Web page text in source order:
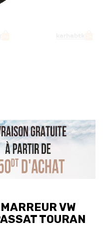
VW
TOURAN